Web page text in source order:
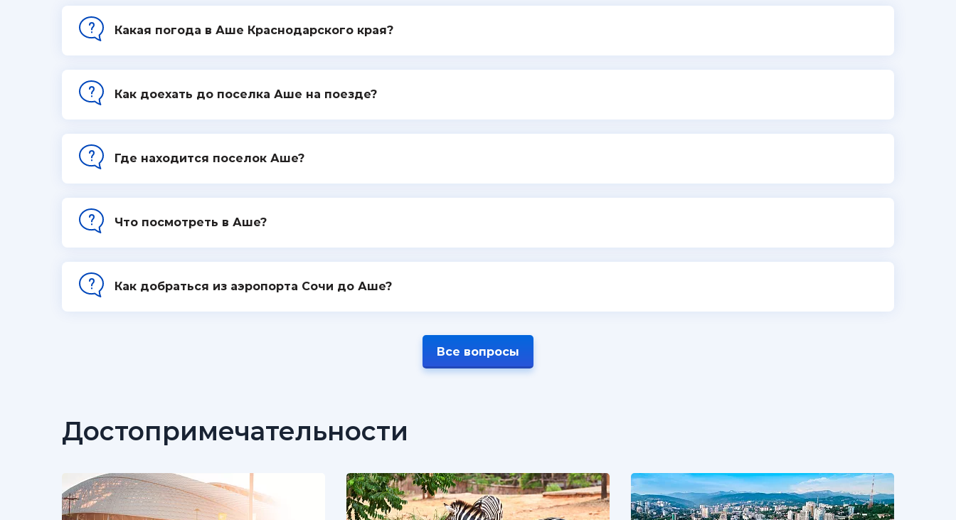
Какая погода в Аше Краснодарского края?
Как доехать до поселка Аше на поезде?
Где находится поселок Аше?
Что посмотреть в Аше?
Как добраться из аэропорта Сочи до Аше?
Все вопросы
Достопримечательности